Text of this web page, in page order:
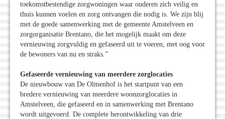
toekomstbestendige zorgwoningen waar ouderen zich veilig en
thuis kunnen voelen en zorg ontvangen die nodig is. We zijn blij
met de goede samenwerking met de gemeente Amstelveen en
zorgorganisatie Brentano, die het mogelijk maakt om deze
vernieuwing zorgvuldig en gefaseerd uit te voeren, met oog voor
de bewoners van nu en straks.”
Gefaseerde vernieuwing van meerdere zorglocaties
De nieuwbouw van De Olmenhof is het startpunt van een
bredere vernieuwing van meerdere woonzorglocaties in
Amstelveen, die gefaseerd en in samenwerking met Brentano
wordt uitgevoerd. De complete herontwikkeling van drie